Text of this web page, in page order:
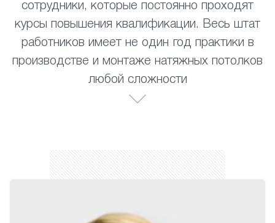
сотрудники, которые постоянно проходят
курсы повышения квалификации. Весь штат
работников имеет не один год практики в
производстве и монтаже натяжных потолков
любой сложности